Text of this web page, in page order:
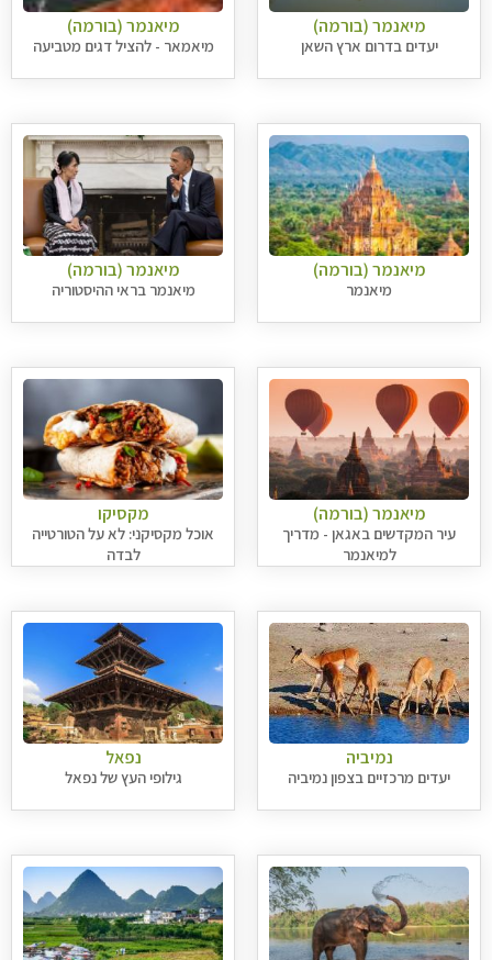
מיאנמר (בורמה)
יעדים בדרום ארץ השאן
מיאנמר (בורמה)
מיאמאר - להציל דגים מטביעה
מיאנמר (בורמה)
מיאנמר
מיאנמר (בורמה)
מיאנמר בראי ההיסטוריה
מיאנמר (בורמה)
עיר המקדשים באגאן - מדריך
למיאנמר
מקסיקו
אוכל מקסיקני: לא על הטורטייה
לבדה
נמיביה
יעדים מרכזיים בצפון נמיביה
נפאל
גילופי העץ של נפאל